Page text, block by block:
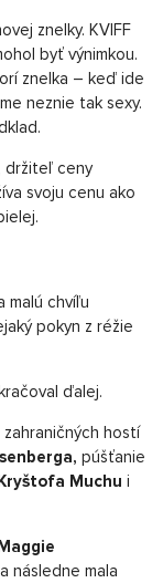
znelky. KVIFF
byť výnimkou.
znelka – keď ide
neznie tak sexy.
, držiteľ ceny
svoju cenu ako
malú chvíľu
pokyn z réžie
ďalej.
hostí
púšťanie
Muchu i
následne mala